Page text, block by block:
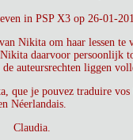
in PSP X3 op 26-01-
Nikita om haar lessen te
daarvoor persoonlijk
auteursrechten liggen
que je pouvez traduire vos
Néerlandais.
Claudia.